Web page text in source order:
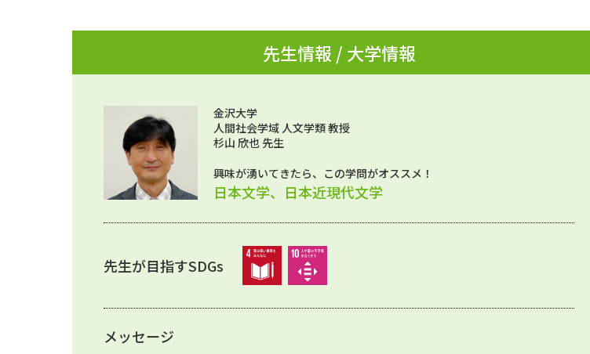
先生情報 / 大学情報
金沢大学
人間社会学域 人文学類 教授
杉山 欣也 先生
興味が湧いてきたら、この学問がオススメ！
日本文学、日本近現代文学
先生が目指すSDGs
メッセージ